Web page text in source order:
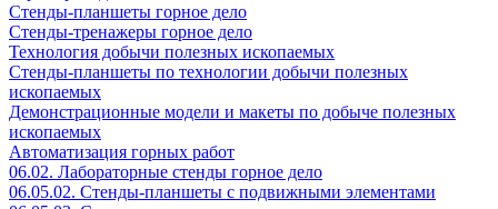
Стенды-планшеты горное дело
Стенды-тренажеры горное дело
Технология добычи полезных ископаемых
Стенды-планшеты по технологии добычи полезных
ископаемых
Демонстрационные модели и макеты по добыче полезных
ископаемых
Автоматизация горных работ
06.02. Лабораторные стенды горное дело
06.05.02. Стенды-планшеты с подвижными элементами